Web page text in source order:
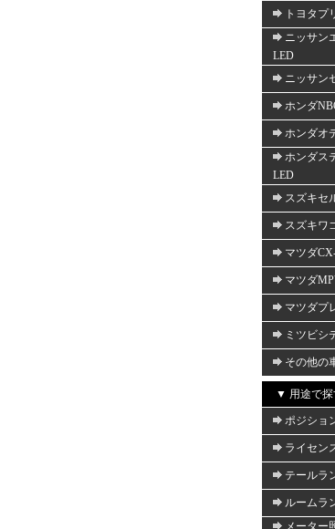
トヨタプ
ニッサン
LED
ニッサン
ホンダ
ホンダオ
ホンダス
LED
スズキセ
スズキワ
マツダ
マツダ
マツダプ
ミツビシ
その他の
▼ 用途で探
ポジショ
ライセン
テールラ
ルームラ
メーター